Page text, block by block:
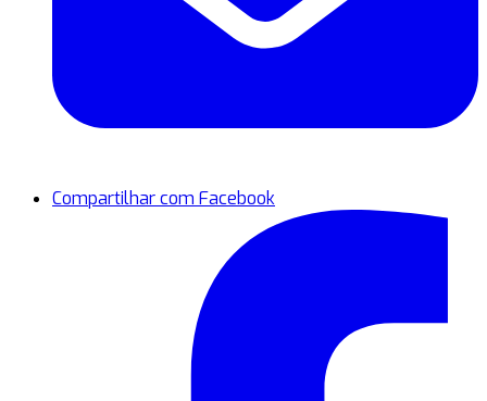
Compartilhar com Facebook